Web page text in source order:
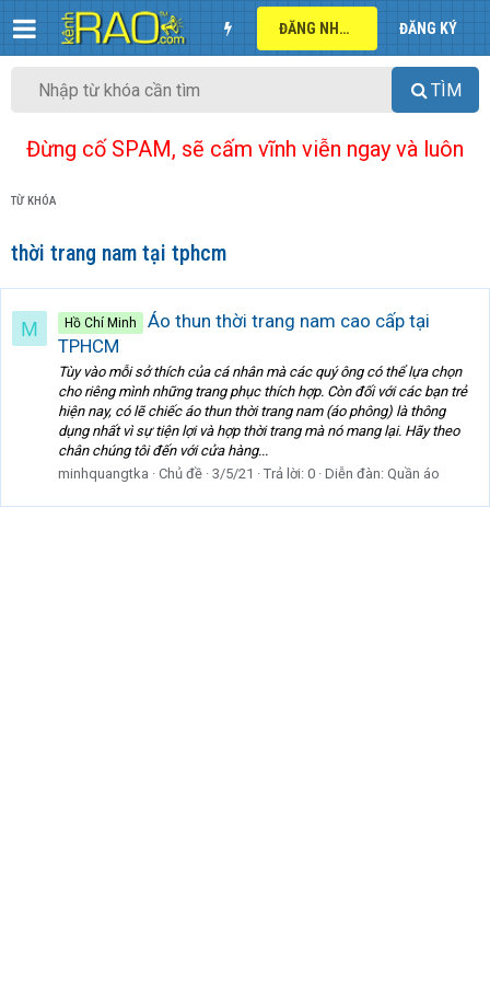
ĐĂNG NHẬP ĐĂNG KÝ
TÌM
Đừng cố SPAM, sẽ cấm vĩnh viễn ngay và luôn
TỪ KHÓA
thời trang nam tại tphcm
M Hồ Chí Minh
Áo thun thời trang nam cao cấp tại
TPHCM
Tùy vào mỗi sở thích của cá nhân mà các quý ông có thể lựa chọn
cho riêng mình những trang phục thích hợp. Còn đối với các bạn trẻ
hiện nay, có lẽ chiếc áo thun thời trang nam (áo phông) là thông
dụng nhất vì sự tiện lợi và hợp thời trang mà nó mang lại. Hãy theo
chân chúng tôi đến với cửa hàng...
minhquangtka
Chủ đề 3/5/21 Trả lời: 0 Diễn đàn: Quần áo